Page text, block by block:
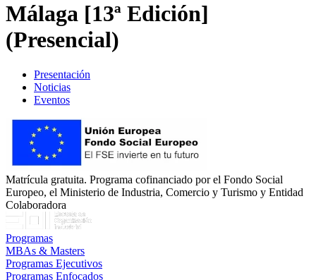
Málaga [13ª Edición]
(Presencial)
Presentación
Noticias
Eventos
Matrícula gratuita. Programa cofinanciado por el Fondo Social
Europeo, el Ministerio de Industria, Comercio y Turismo y Entidad
Colaboradora
Programas
MBAs & Masters
Programas Ejecutivos
Programas Enfocados